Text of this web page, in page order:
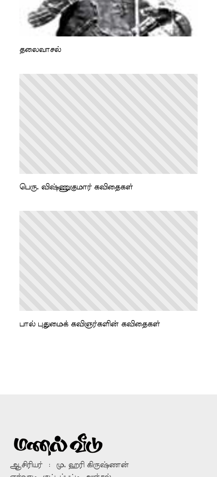
தலைவாசல்
பெரு. விஷ்ணுகுமார் கவிதைகள்
பால் புதுமைக் கவிஞர்களின் கவிதைகள்
ஆசிரியர் : மு. ஹரி கிருஷ்ணன்